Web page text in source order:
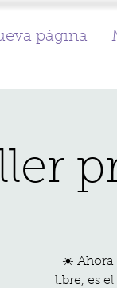
página
☀️ Ahora
libre, es